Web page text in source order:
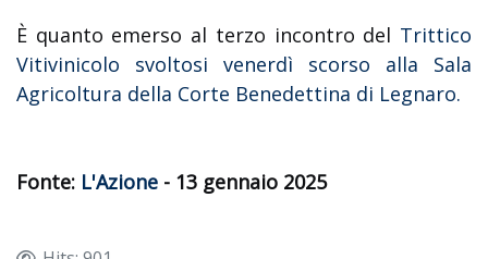
È quanto emerso al terzo incontro del Trittico
Vitivinicolo svoltosi venerdì scorso alla Sala
Agricoltura della Corte Benedettina di Legnaro.
Fonte: L'Azione - 13 gennaio 2025